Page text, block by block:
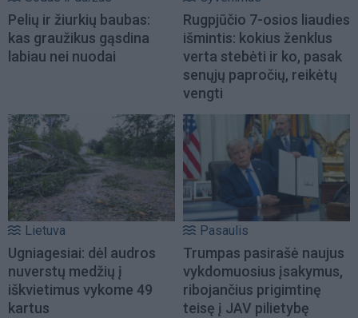
Pelių ir žiurkių baubas:
kas graužikus gąsdina
labiau nei nuodai
Rugpjūčio 7-osios liaudies
išmintis: kokius ženklus
verta stebėti ir ko, pasak
senųjų papročių, reikėtų
vengti
Lietuva
Ugniagesiai: dėl audros
nuverstų medžių į
iškvietimus vykome 49
kartus
Pasaulis
Trumpas pasirašė naujus
vykdomuosius įsakymus,
ribojančius prigimtinę
teisę į JAV pilietybę